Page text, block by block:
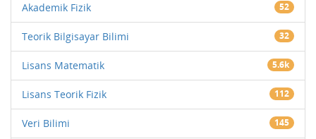
Akademik Fizik 52
Teorik Bilgisayar Bilimi 32
Lisans Matematik 5.6k
Lisans Teorik Fizik 112
Veri Bilimi 145